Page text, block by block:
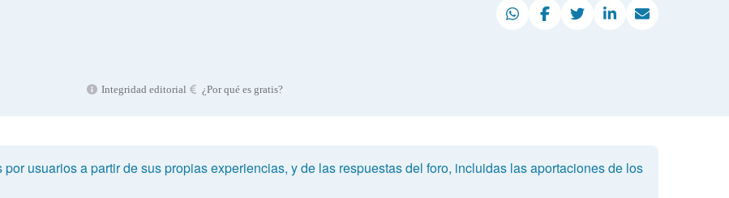
Integridad editorial ¿Por qué es gratis?
usuarios a partir de sus propias experiencias, y de las respuestas del foro, incluidas las aportaciones de los